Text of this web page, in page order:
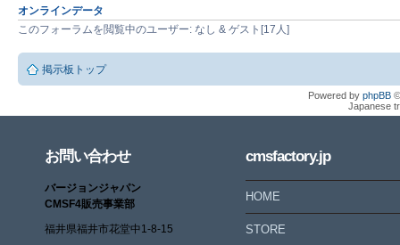
'_sample',
'1234567890'),
'_sample',
'_sample',
'1234567890')") or die("MySQLエ
成：<br/>\n".
VALUES
'uploader',
'1234567890'),
'_sample',
'1234567890'),
オンラインデータ
このフォーラムを閲覧中のユーザー: なし & ゲスト[17人]
掲示板トップ
Powered by phpBB
Japanese
お問い合わせ
バージョンジャパン
CMSF4販売事業部
福井県福井市花堂中1-8-15
cmsfactory.jp
HOME
STORE